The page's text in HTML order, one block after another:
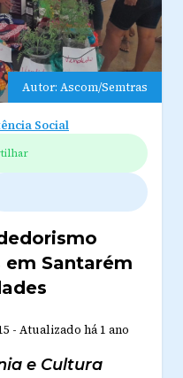
Autor: Ascom/Semtras
Social
Santarém
- Atualizado há 1 ano
e Cultura